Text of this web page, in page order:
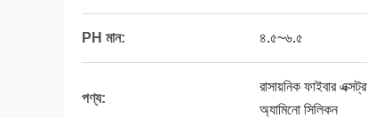
PH মান: ৪.৫~৬.৫
পণ্য:
রাসায়নিক ফাইবার
অ্যামিনো সিলিকন